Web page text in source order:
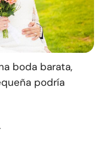
boda barata,
podría